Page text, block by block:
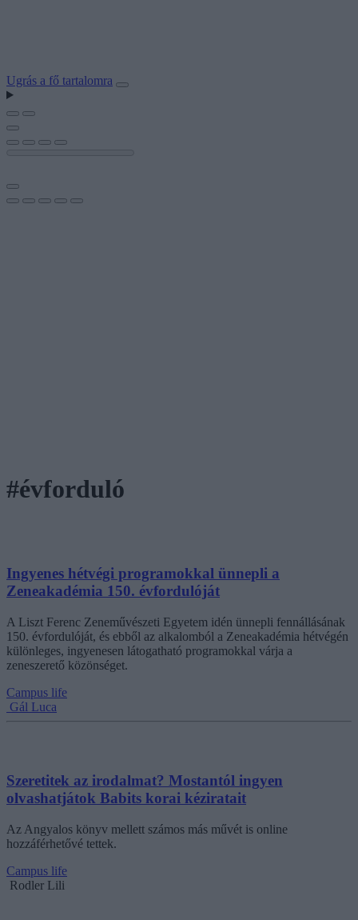
Ugrás a fő tartalomra
#évforduló
Ingyenes hétvégi programokkal ünnepli a
Zeneakadémia 150. évfordulóját
A Liszt Ferenc Zeneművészeti Egyetem idén ünnepli fennállásának
150. évfordulóját, és ebből az alkalomból a Zeneakadémia hétvégén
különleges, ingyenesen látogatható programokkal várja a
zeneszerető közönséget.
Campus life
Gál Luca
Szeretitek az irodalmat? Mostantól ingyen
olvashatjátok Babits korai kéziratait
Az Angyalos könyv mellett számos más művét is online
hozzáférhetővé tettek.
Campus life
Rodler Lili